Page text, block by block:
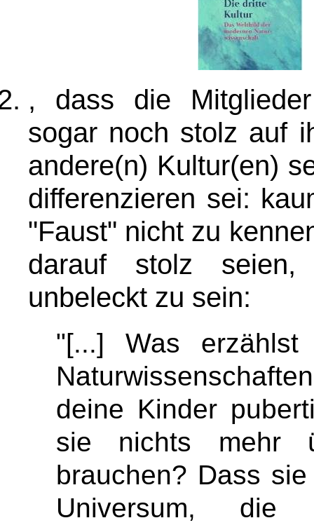
, dass die
sogar noch stolz auf
andere(n) Kultur(en)
differenzieren sei:
"Faust" nicht zu
darauf stolz seien,
unbeleckt zu sein:
"[...] Was
deine Kinder
sie nichts mehr
brauchen? Dass
Universum,